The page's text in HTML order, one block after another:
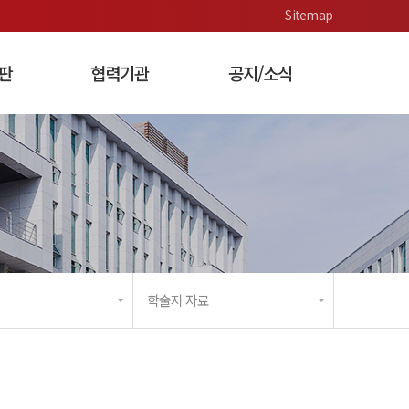
Sitemap
치 측정 각종 기획 및행사 관리 사업
협력기관 공지/소식
학술지 자료